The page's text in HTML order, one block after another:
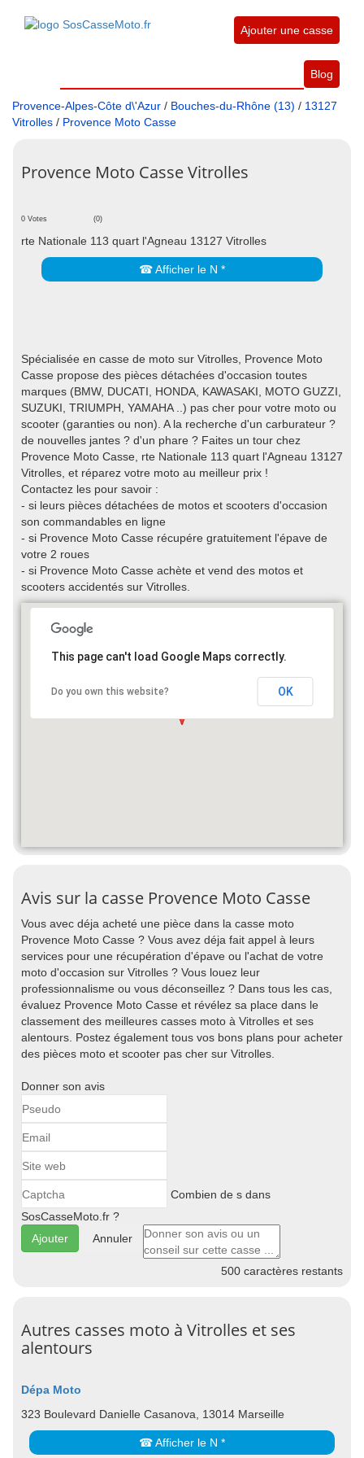
Ajouter une casse
Blog
Provence-Alpes-Côte d\'Azur / Bouches-du-Rhône (13) / 13127
Vitrolles / Provence Moto Casse
Provence Moto Casse Vitrolles
0 Votes (0)
rte Nationale 113 quart l'Agneau 13127 Vitrolles
☎ Afficher le N *
Spécialisée en casse de moto sur Vitrolles, Provence Moto
Casse propose des pièces détachées d'occasion toutes
marques (BMW, DUCATI, HONDA, KAWASAKI, MOTO GUZZI,
SUZUKI, TRIUMPH, YAMAHA ..) pas cher pour votre moto ou
scooter (garanties ou non). A la recherche d'un carburateur ?
de nouvelles jantes ? d'un phare ? Faites un tour chez
Provence Moto Casse, rte Nationale 113 quart l'Agneau 13127
Vitrolles, et réparez votre moto au meilleur prix !
Contactez les pour savoir :
- si leurs pièces détachées de motos et scooters d'occasion
son commandables en ligne
- si Provence Moto Casse récupére gratuitement l'épave de
votre 2 roues
- si Provence Moto Casse achète et vend des motos et
scooters accidentés sur Vitrolles.
This page can't load Google Maps correctly.
Do you own this website? OK
Avis sur la casse Provence Moto Casse
Vous avec déja acheté une pièce dans la casse moto
Provence Moto Casse ? Vous avez déja fait appel à leurs
services pour une récupération d'épave ou l'achat de votre
moto d'occasion sur Vitrolles ? Vous louez leur
professionnalisme ou vous déconseillez ? Dans tous les cas,
évaluez Provence Moto Casse et révélez sa place dans le
classement des meilleures casses moto à Vitrolles et ses
alentours. Postez également tous vos bons plans pour acheter
des pièces moto et scooter pas cher sur Vitrolles.
Donner son avis
Combien de s dans
SosCasseMoto.fr ?
Annuler
500 caractères restants
Autres casses moto à Vitrolles et ses
alentours
Dépa Moto
323 Boulevard Danielle Casanova, 13014 Marseille
☎ Afficher le N *